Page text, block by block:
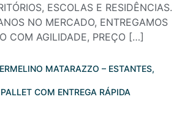
ESCOLAS E RESIDÊNCIAS.
NO MERCADO, ENTREGAMOS
COM AGILIDADE, PREÇO […]
MATARAZZO – ESTANTES,
COM ENTREGA RÁPIDA